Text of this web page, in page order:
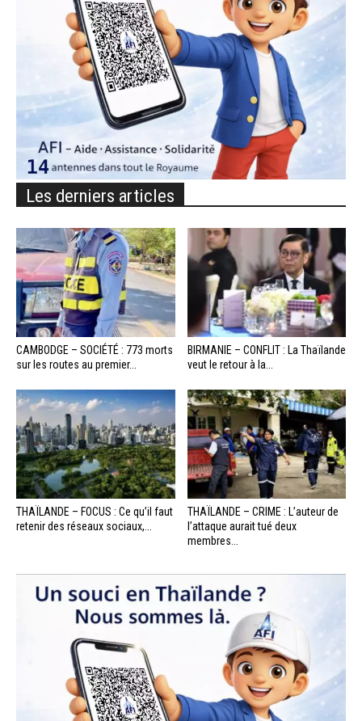
Les derniers articles
CAMBODGE – SOCIÉTÉ : 773 morts
sur les routes au premier...
BIRMANIE – CONFLIT : La Thaïlande
veut le retour à la...
THAÏLANDE – FOCUS : Ce qu’il faut
retenir des réseaux sociaux,...
THAÏLANDE – CRIME : L’auteur de
l’attaque aurait tué deux
membres...